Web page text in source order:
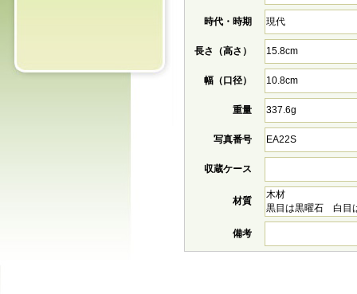
時代・時期 現代
長さ（高さ） 15.8cm
幅（口径） 10.8cm
重量 337.6g
写真番号 EA22S
収蔵ケース
材質
木材
黒目は黒曜石 白目
備考